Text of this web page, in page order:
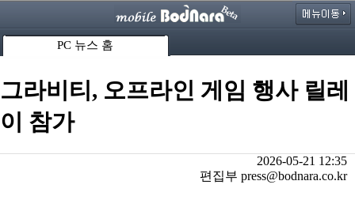
PC 뉴스 홈
그라비티, 오프라인 게임 행사 릴레
이 참가
2026-05-21 12:35
편집부 press@bodnara.co.kr